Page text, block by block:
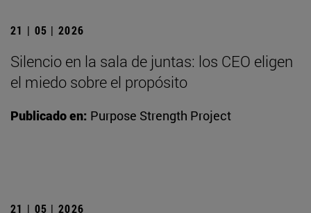
21 | 05 | 2026
Silencio en la sala de juntas: los CEO eligen
el miedo sobre el propósito
Publicado en: Purpose Strength Project
21 | 05 | 2026